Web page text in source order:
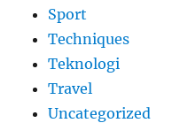
Sport
Techniques
Teknologi
Travel
Uncategorized